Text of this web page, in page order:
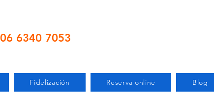
6340 7053
Fidelización Reserva online Blog